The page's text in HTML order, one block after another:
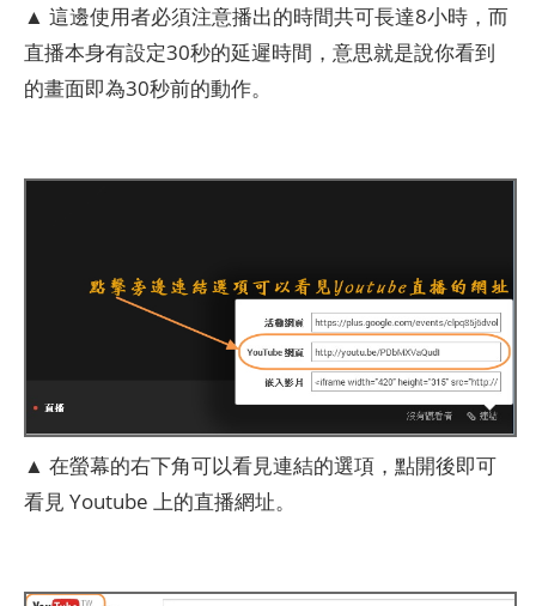
▲ 這邊使用者必須注意播出的時間共可長達8小時，而
直播本身有設定30秒的延遲時間，意思就是說你看到
的畫面即為30秒前的動作。
▲ 在螢幕的右下角可以看見連結的選項，點開後即可
看見 Youtube 上的直播網址。